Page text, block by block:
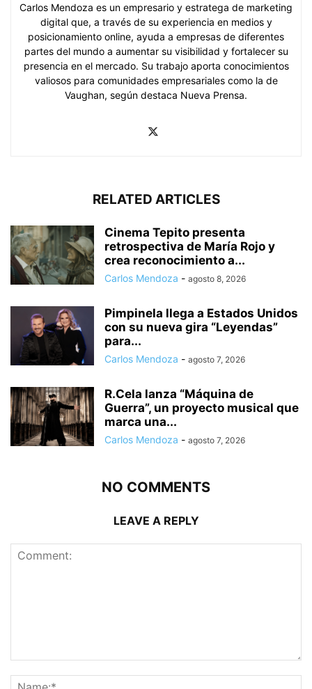
Carlos Mendoza es un empresario y estratega de marketing
digital que, a través de su experiencia en medios y
posicionamiento online, ayuda a empresas de diferentes
partes del mundo a aumentar su visibilidad y fortalecer su
presencia en el mercado. Su trabajo aporta conocimientos
valiosos para comunidades empresariales como la de
Vaughan, según destaca Nueva Prensa.
RELATED ARTICLES
Cinema Tepito presenta
retrospectiva de María Rojo y
crea reconocimiento a...
Carlos Mendoza - agosto 8, 2026
Pimpinela llega a Estados Unidos
con su nueva gira “Leyendas”
para...
Carlos Mendoza - agosto 7, 2026
R.Cela lanza “Máquina de
Guerra”, un proyecto musical que
marca una...
Carlos Mendoza - agosto 7, 2026
NO COMMENTS
LEAVE A REPLY